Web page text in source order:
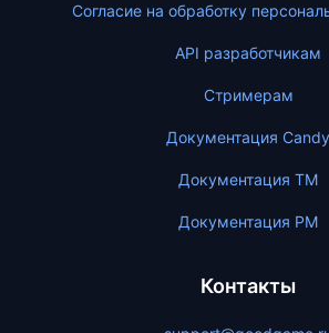
Согласие на обработку
API разработчикам
Стримерам
Документация Candy
Документация ТМ
Документация PM
Контакты